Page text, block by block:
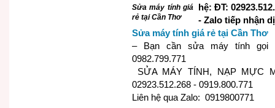
Sửa máy tính giá
rẻ tại Cần Thơ
hệ: ĐT:
- Zalo tiếp nhận
Sửa máy tính giá rẻ tại Cần Thơ
– Bạn cần sửa máy tính gọi
0982.799.771
SỬA MÁY TÍNH, NẠP MỰC
02923.512.268 - 0919.800.771
Liên hệ qua Zalo: 0919800771